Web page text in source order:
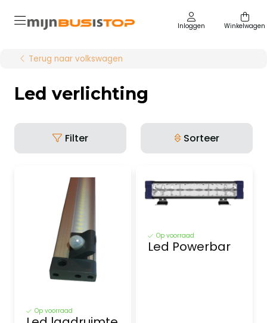
Inloggen Winkelwagen
Terug naar volkswagen
Led verlichting
Filter Sorteer
Op voorraad
Op voorraad
Led Powerbar